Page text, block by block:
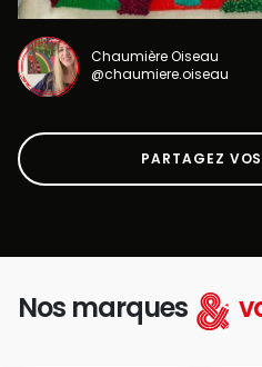
Chaumière Oiseau
@chaumiere.oiseau
PARTAGEZ
Nos marques